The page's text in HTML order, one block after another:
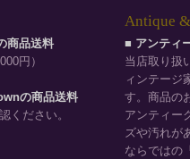
商品送料
円）
の商品送料
ください。
Antique
■ アンティ
当店取り扱
ィンテージ
す。商品の
アンティー
ズや汚れが
ならではの